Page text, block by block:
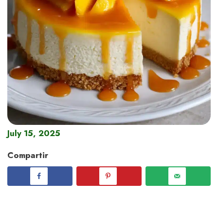
July 15, 2025
Compartir